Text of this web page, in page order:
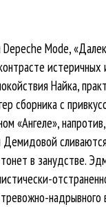
Mode,
Найка,
сборника с
«Ангеле»,
Демидовой
в занудстве.
надрывного